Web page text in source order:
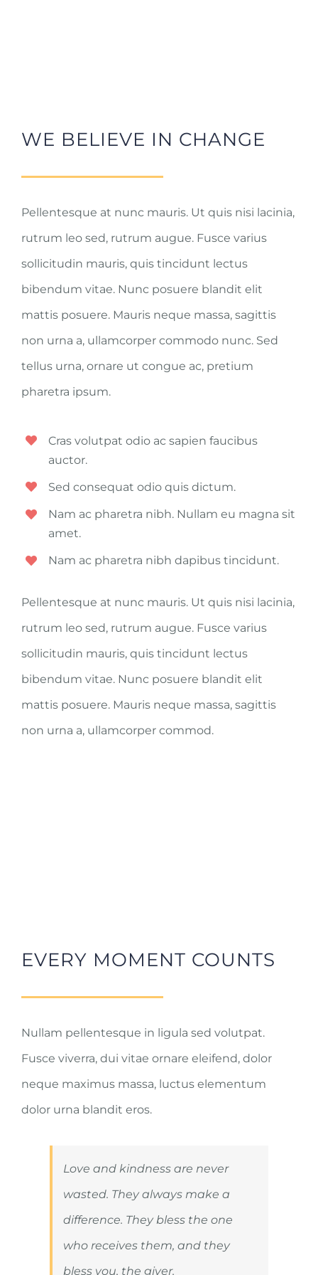
WE BELIEVE IN CHANGE
Pellentesque at nunc mauris. Ut quis nisi lacinia,
rutrum leo sed, rutrum augue. Fusce varius
sollicitudin mauris, quis tincidunt lectus
bibendum vitae. Nunc posuere blandit elit
mattis posuere. Mauris neque massa, sagittis
non urna a, ullamcorper commodo nunc. Sed
tellus urna, ornare ut congue ac, pretium
pharetra ipsum.
Cras volutpat odio ac sapien faucibus
auctor.
Sed consequat odio quis dictum.
Nam ac pharetra nibh. Nullam eu magna sit
amet.
Nam ac pharetra nibh dapibus tincidunt.
Pellentesque at nunc mauris. Ut quis nisi lacinia,
rutrum leo sed, rutrum augue. Fusce varius
sollicitudin mauris, quis tincidunt lectus
bibendum vitae. Nunc posuere blandit elit
mattis posuere. Mauris neque massa, sagittis
non urna a, ullamcorper commod.
EVERY MOMENT COUNTS
Nullam pellentesque in ligula sed volutpat.
Fusce viverra, dui vitae ornare eleifend, dolor
neque maximus massa, luctus elementum
dolor urna blandit eros.
Love and kindness are never
wasted. They always make a
difference. They bless the one
who receives them, and they
bless you, the giver.